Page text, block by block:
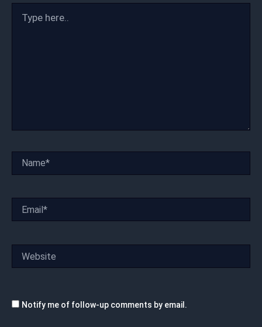
here..
Notify me of follow-up comments by email.